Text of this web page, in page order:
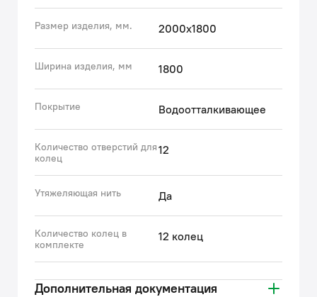
температуре.
Гарантия на текстильные аксессуары IDDIS® – 1 год.
Размер изделия, мм. 2000х1800
Ширина изделия, мм 1800
Покрытие Водоотталкивающее
Количество отверстий для
колец
12
Утяжеляющая нить Да
Количество колец в
комплекте
12 колец
Дополнительная документация